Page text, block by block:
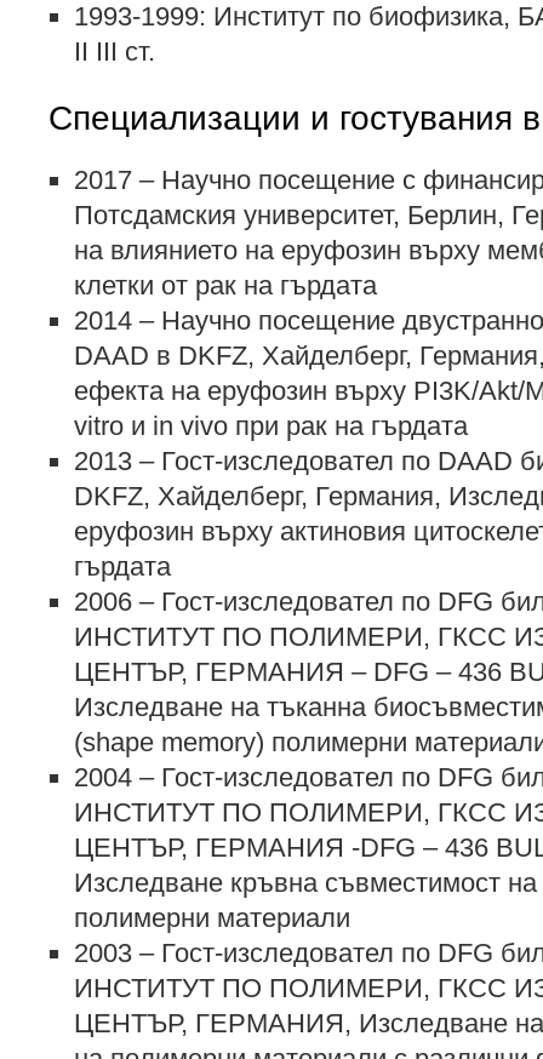
1993-1999: Институт по биофизика,
II III ст.
Специализации и гостувания
2017 – Научно посещение с
Потсдамския университет, Берлин,
на влиянието на еруфозин върху
клетки от рак на гърдата
2014 – Научно посещение
DAAD в DKFZ, Хайделберг,
ефекта на еруфозин върху PI3K/Akt/
vitro и in vivo при рак на гърдата
2013 – Гост-изследовател по DAAD
DKFZ, Хайделберг, Германия,
еруфозин върху актиновия
гърдата
2006 – Гост-изследовател по DFG
ИНСТИТУТ ПО ПОЛИМЕРИ, ГКСС
ЦЕНТЪР, ГЕРМАНИЯ – DFG – 436
Изследване на тъканна
(shape memory) полимерни
2004 – Гост-изследовател по DFG
ИНСТИТУТ ПО ПОЛИМЕРИ, ГКСС
ЦЕНТЪР, ГЕРМАНИЯ -DFG – 436 BUL
Изследване кръвна съвместимост
полимерни материали
2003 – Гост-изследовател по DFG
ИНСТИТУТ ПО ПОЛИМЕРИ, ГКСС
ЦЕНТЪР, ГЕРМАНИЯ, Изследване на